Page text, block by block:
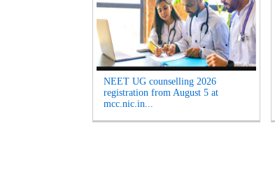
NEET UG counselling 2026
registration from August 5 at
mcc.nic.in...